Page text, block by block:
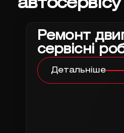
автосервісу
Ремонт
сервісні
Детальніше